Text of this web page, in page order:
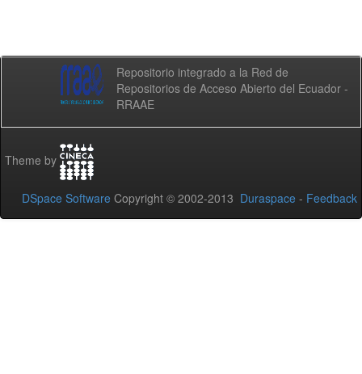
Repositorio integrado a la Red de
Repositorios de Acceso Abierto del Ecuador -
RRAAE
Theme by
DSpace Software Copyright © 2002-2013 Duraspace - Feedback